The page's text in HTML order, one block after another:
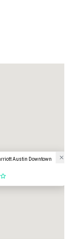
Austin Downtown